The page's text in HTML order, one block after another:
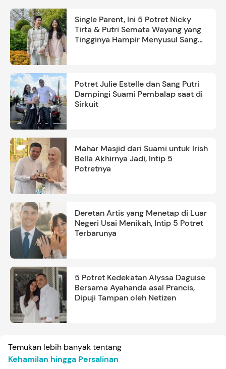
Single Parent, Ini 5 Potret Nicky
Tirta & Putri Semata Wayang yang
Tingginya Hampir Menyusul Sang
Potret Julie Estelle dan Sang Putri
Dampingi Suami Pembalap saat di
Sirkuit
Mahar Masjid dari Suami untuk Irish
Bella Akhirnya Jadi, Intip 5
Potretnya
Deretan Artis yang Menetap di Luar
Negeri Usai Menikah, Intip 5 Potret
Terbarunya
5 Potret Kedekatan Alyssa Daguise
Bersama Ayahanda asal Prancis,
Dipuji Tampan oleh Netizen
Temukan lebih banyak tentang
Kehamilan hingga Persalinan